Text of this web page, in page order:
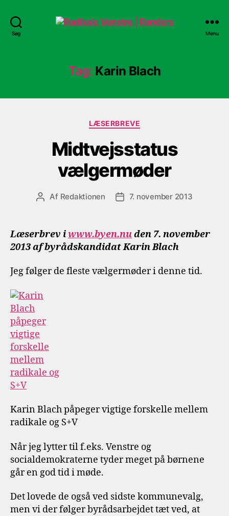
Søg
Randers
Menu
Tag: Karin Blach
Kategorier
LÆSERBREVE
Midtvejsstatus
vælgermøder
Indlægsforfatter
Af Redaktionen Indlægsdato
7. november 2013
Læserbrev iwww.byen.nuden 7. november
2013 af byrådskandidat Karin Blach
Jeg følger de fleste vælgermøder i denne tid.
Karin Blach påpeger vigtige forskelle mellem
radikale og S+V
Når jeg lytter til f.eks. Venstre og
socialdemokraterne tyder meget på børnene
går en god tid i møde.
Det lovede de også ved sidste kommunevalg,
men vi der følger byrådsarbejdet tæt ved, at